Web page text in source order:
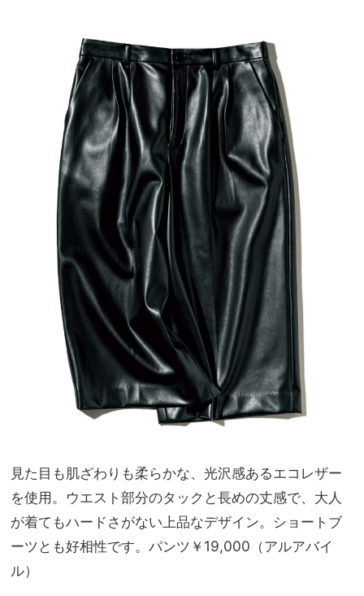
見た目も肌ざわりも柔らかな、光沢感あるエコレザー
を使用。ウエスト部分のタックと長めの丈感で、大人
が着てもハードさがない上品なデザイン。ショートブ
ーツとも好相性です。パンツ￥19,000（アルアバイ
ル）